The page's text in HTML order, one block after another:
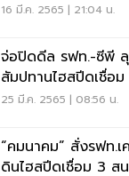
16 มี.ค. 2565 | 21:04 น.
จ่อปิดดีล รฟท.-ซีพี
สัมปทานไฮสปีดเชื่อ
25 มี.ค. 2565 | 08:56 น.
“คมนาคม” สั่งรฟท.
ดินไฮสปีดเชื่อม 3 ส